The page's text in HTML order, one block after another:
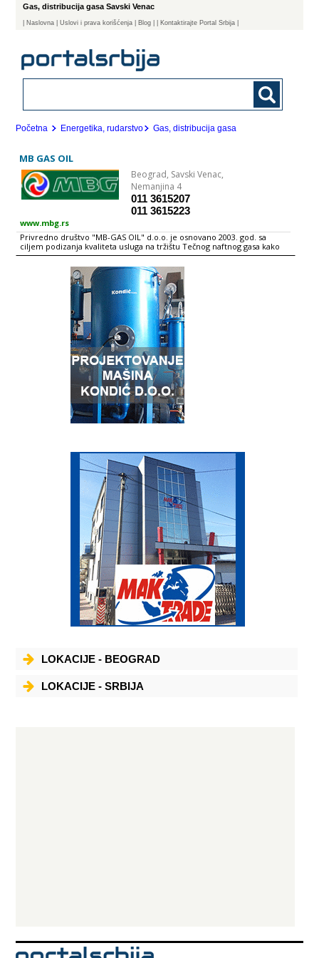
Gas, distribucija gasa Savski Venac
Naslovna | Uslovi i prava korišćenja Blog | Kontaktirajte Portal Srbija |
Početna Energetika, rudarstvo Gas, distribucija gasa
MB GAS OIL
Beograd, Savski Venac,
Nemanjina 4
011 3615207
011 3615223
www.mbg.rs
Privredno društvo "MB-GAS OIL" d.o.o. je osnovano 2003. god. sa
ciljem podizanja kvaliteta usluga na tržištu Tečnog naftnog gasa kako
velekupcima tako i krajnjim korisnicima TNG. Dakle, osnovna
delatnost MBG-a je veleprodaja, maloprodaja, skladištenje i transport
Tečnog naftnog gasa odn. Auto-gasa. Od osnivanja, MBG je prerastao u
privredno društvo sa preko 100 zaposlenih, formirao mrežu od 17
Auto-gas pumpnih stanica širom Srbije, dva distributivna centra za
skladištenje i velikoprodaju Auto-gasa kapaciteta 2300 m3 i 500 m3, oba
sa železničkim i auto terminalom. Na nekim od naših pumpi se pored
Auto-gasa možete snabdeti i ostalim naftnim derivatima, a skoro sve
su snabdevene kafeima, prodavnicama i auto perionicama. Društvo
raspolaže i sa 5 auto cisterni za sopstveno i snabdevanje kupaca na
veliko, tako da u svojoj delatnosti daje zaokruženu uslugu. MB-GAS OIL
će i u buduće težiti širenju svesti o korišćenju Autogasa kao
komercijalno i ekološki najboljeg pogonskog goriva i pružanju
visokokvalitetne usluge svim svojim velekupcima i krajnjim
potrošačima. SKLADIŠTENJE MB GAS OIL ima najveći distributivni centar
za veleprodaju i skladištenje Auto-gasa u Srbiji kapaciteta 2300 m3 u
Padinskoj skeli sa železničkim i auto terminalomi još jedan u Prokuplju
kapaciteta 500 m3, takođe sa železničkim i auto terminalom, u čijem
kompleksu je i pumpna stanica za Autogas i ostale naftne derivate.
Transport se obavlja sa 6 modernih cisterni za TNG i 2 cisterne za
transport dizela i benzina kojima upravljaju naši dobro obučeni i
iskusni vozači. Za bliže informacije o transportu Autogasa našim
autocisternama obratite se na: tel.:++ 381 11 2754 187 ili putem e-
maila: VELEPRODAJA MB-GAS OIL obavlja veleprodaju Autogasa. Kupci
Autogas mogu preuzeti sami u našim distributivnim centrima ili im ga
mi možemo dopremiti našim auto-cisternama. Imamo veoma efikasan
LOKACIJE - BEOGRAD
LOKACIJE - SRBIJA